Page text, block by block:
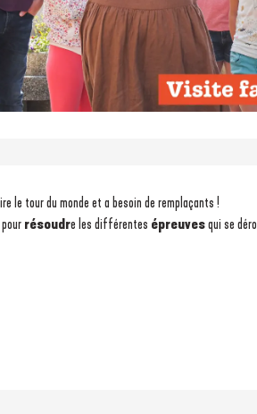
le tour du monde et a besoin de remplaçants !
résoudre les différentes épreuves qui se